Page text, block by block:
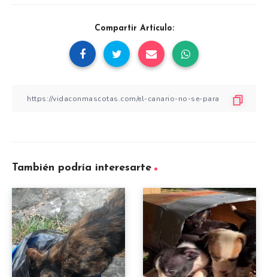
Compartir Artículo:
También podría interesarte